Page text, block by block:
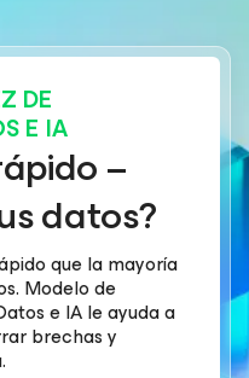
DE
E IA
–
datos?
que la mayoría
Modelo de
e IA le ayuda a
brechas y